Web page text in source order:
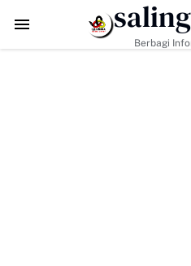
Era Digital, Arisal Aziz Ajak
Berbagi